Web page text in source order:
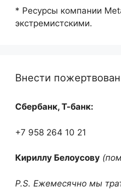
* Ресурсы компании
экстремистскими.
Внести
Сбербанк, Т-банк:
+7 958 264 10 21
Кириллу Белоусову
P.S. Ежемесячно мы